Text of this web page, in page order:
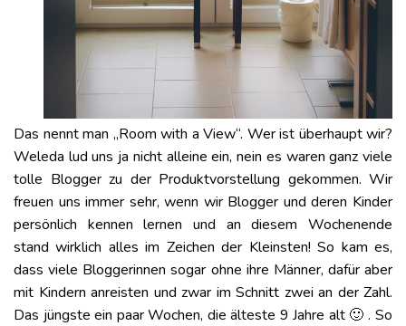
Das nennt man „Room with a View“. Wer ist überhaupt wir?
Weleda lud uns ja nicht alleine ein, nein es waren ganz viele
tolle Blogger zu der Produktvorstellung gekommen. Wir
freuen uns immer sehr, wenn wir Blogger und deren Kinder
persönlich kennen lernen und an diesem Wochenende
stand wirklich alles im Zeichen der Kleinsten! So kam es,
dass viele Bloggerinnen sogar ohne ihre Männer, dafür aber
mit Kindern anreisten und zwar im Schnitt zwei an der Zahl.
Das jüngste ein paar Wochen, die älteste 9 Jahre alt 🙂 . So